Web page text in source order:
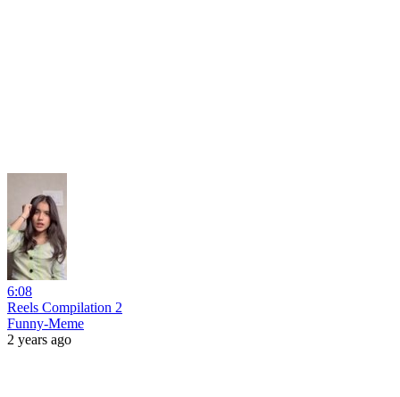
6:08
Reels Compilation 2
Funny-Meme
2 years ago